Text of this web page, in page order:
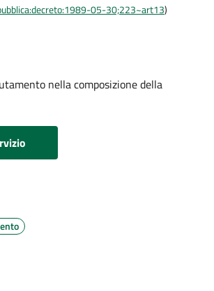
05-30;223~art13)
nella composizione della